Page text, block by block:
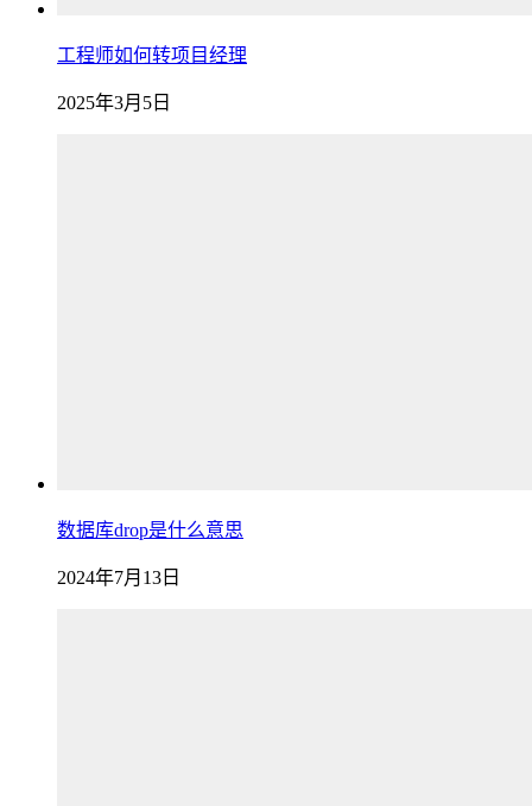
工程师如何转项目经理
2025年3月5日
数据库drop是什么意思
2024年7月13日